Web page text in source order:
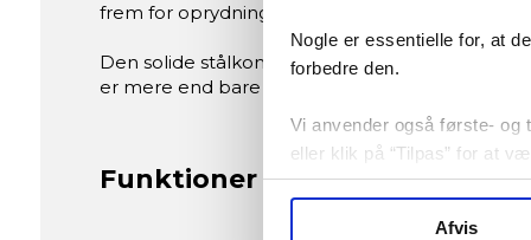
Nogle er essentielle for, at
forbedre den.
Vi anvender også første- og
eller klik på “Tilpas” for at
Afvis
frem for oprydning.
Den solide stålkonstruktion sikrer lang levetid,
er mere end bare opbevaring – det er en
Funktioner og fordele